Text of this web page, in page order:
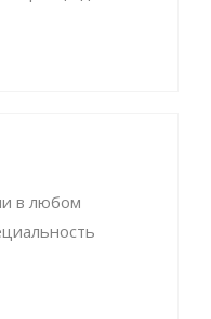
в любом